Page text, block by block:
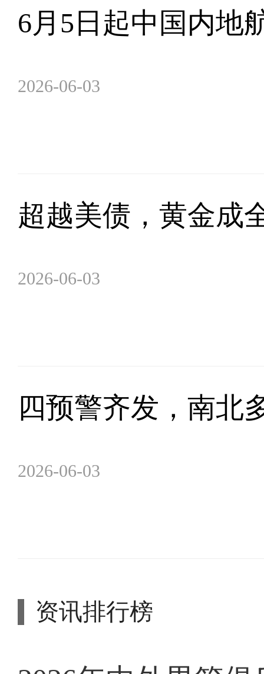
6月5日起中国内地
2026-06-03
超越美债，黄金成
2026-06-03
四预警齐发，南北
2026-06-03
资讯排行榜